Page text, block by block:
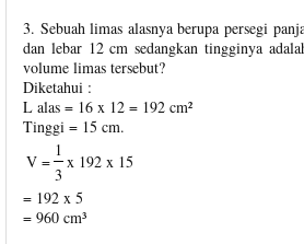
3. Sebuah limas alasnya berupa persegi
dan lebar 12 cm sedangkan tingginya
volume limas tersebut?
Diketahui :
L alas = 16 x 12 = 192 cm²
Tinggi = 15 cm.
V =
1
x 192 x 15
3
= 192 x 5
= 960 cm³